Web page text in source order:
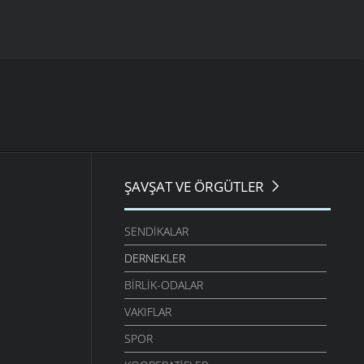
ŞAVŞAT VE ÖRGÜTLER
SENDIKALAR
DERNEKLER
BIRLIK-ODALAR
VAKIFLAR
SPOR